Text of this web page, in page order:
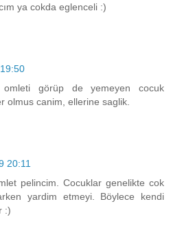
ya cokda eglenceli :)
görüp de yemeyen cocuk
olmus canim, ellerine saglik.
20:11
pelincim. Cocuklar genelikte cok
yardim etmeyi. Böylece kendi
:)